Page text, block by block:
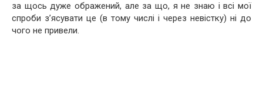
за щось дуже ображений, але за що, я не знаю і всі мої
спроби з’ясувати це (в тому числі і через невістку) ні до
чого не привели.